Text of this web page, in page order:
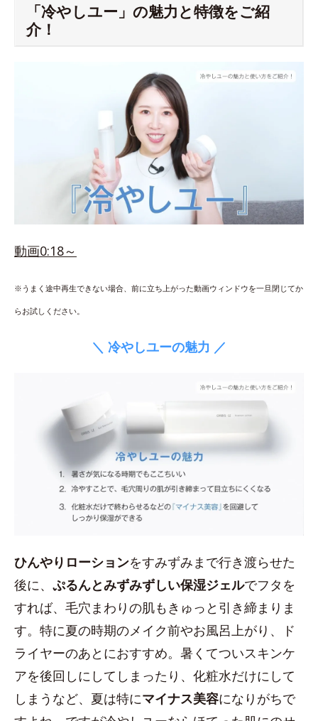
「冷やしユー」の魅力と特徴をご紹
介！
動画0:18～
※うまく途中再生できない場合、前に立ち上がった動画ウィンドウを一旦閉じてか
らお試しください。
＼ 冷やしユーの魅力 ／
ひんやりローションをすみずみまで行き渡らせた
後に、 ぷるんとみずみずしい保湿ジェルでフタを
すれば、毛穴まわりの肌もきゅっと引き締まりま
す。特に夏の時期のメイク前やお風呂上がり、ド
ライヤーのあとにおすすめ。暑くてついスキンケ
アを後回しにしてしまったり、化粧水だけにして
しまうなど、夏は特にマイナス美容になりがちで